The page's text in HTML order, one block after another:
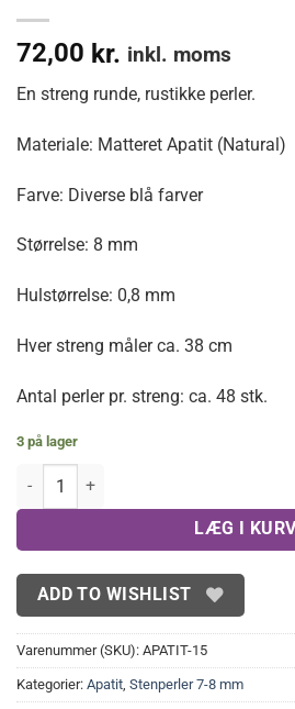
72,00 kr. inkl. moms
En streng runde, rustikke perler.
Materiale: Matteret Apatit (Natural)
Farve: Diverse blå farver
Størrelse: 8 mm
Hulstørrelse: 0,8 mm
Hver streng måler ca. 38 cm
Antal perler pr. streng: ca. 48 stk.
3 på lager
Mat Apatit 8 mm antal
LÆG I KURV
ADD TO WISHLIST
Varenummer (SKU): APATIT-15
Kategorier: Apatit, Stenperler 7-8 mm